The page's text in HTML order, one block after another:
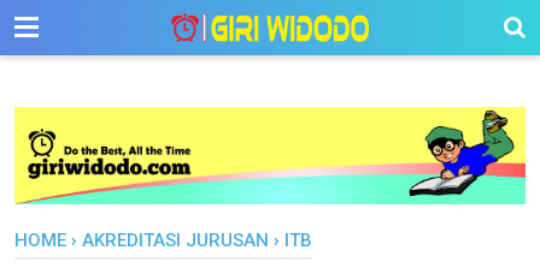
-->
HOME › AKREDITASI JURUSAN › ITB